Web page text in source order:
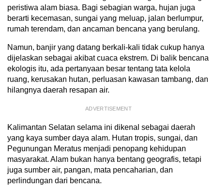
peristiwa alam biasa. Bagi sebagian warga, hujan juga
berarti kecemasan, sungai yang meluap, jalan berlumpur,
rumah terendam, dan ancaman bencana yang berulang.
Namun, banjir yang datang berkali-kali tidak cukup hanya
dijelaskan sebagai akibat cuaca ekstrem. Di balik bencana
ekologis itu, ada pertanyaan besar tentang tata kelola
ruang, kerusakan hutan, perluasan kawasan tambang, dan
hilangnya daerah resapan air.
ADVERTISEMENT
Kalimantan Selatan selama ini dikenal sebagai daerah
yang kaya sumber daya alam. Hutan tropis, sungai, dan
Pegunungan Meratus menjadi penopang kehidupan
masyarakat. Alam bukan hanya bentang geografis, tetapi
juga sumber air, pangan, mata pencaharian, dan
perlindungan dari bencana.